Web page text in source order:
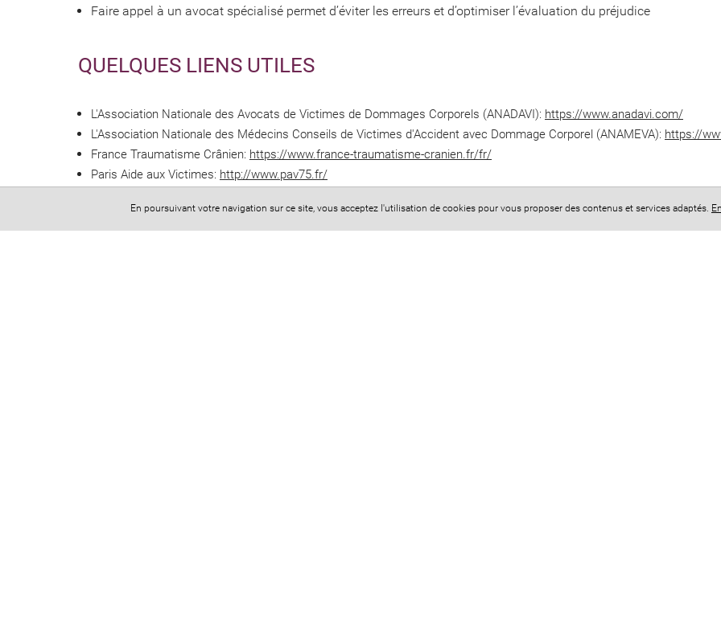
Faire appel à un avocat spécialisé permet d’éviter les erreurs et d’optimiser l’évaluation du préjudice
QUELQUES LIENS UTILES
L'Association Nationale des Avocats de Victimes de Dommages Corporels (ANADAVI): https://www.anadavi.com/
L'Association Nationale des Médecins Conseils de Victimes d'Accident avec Dommage Corporel (ANAMEVA): https://
France Traumatisme Crânien: https://www.france-traumatisme-cranien.fr/fr/
Paris Aide aux Victimes: http://www.pav75.fr/
En poursuivant votre navigation sur ce site, vous acceptez l'utilisation de cookies pour vous proposer des contenus et services adaptés.